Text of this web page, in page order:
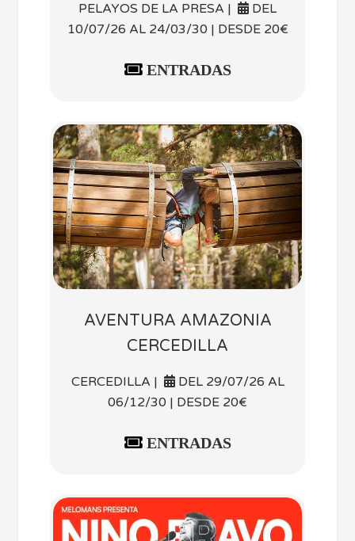
PELAYOS DE LA PRESA |
DEL
10/07/26 AL 24/03/30 | DESDE 20€
ENTRADAS
AVENTURA AMAZONIA
CERCEDILLA
CERCEDILLA |
DEL 29/07/26 AL
06/12/30 | DESDE 20€
ENTRADAS